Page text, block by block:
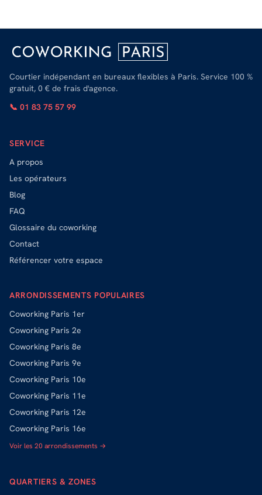
Courtier indépendant en bureaux flexibles à Paris. Service 100 %
gratuit, 0 € de frais d'agence.
📞 01 83 75 57 99
SERVICE
A propos
Les opérateurs
Blog
FAQ
Glossaire du coworking
Contact
Référencer votre espace
ARRONDISSEMENTS POPULAIRES
Coworking Paris 1er
Coworking Paris 2e
Coworking Paris 8e
Coworking Paris 9e
Coworking Paris 10e
Coworking Paris 11e
Coworking Paris 12e
Coworking Paris 16e
Voir les 20 arrondissements →
QUARTIERS & ZONES